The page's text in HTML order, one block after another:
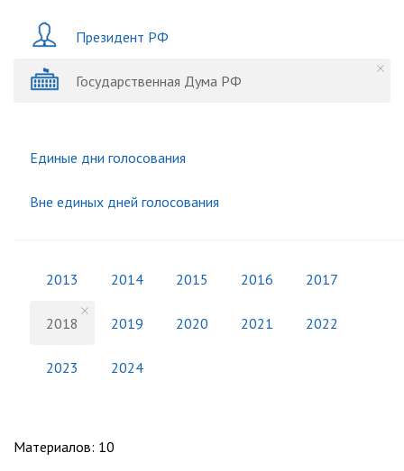
Президент РФ
Государственная Дума РФ
Единые дни голосования
Вне единых дней голосования
2013 2014 2015 2016 2017
2018 2019 2020 2021 2022
2023 2024
Материалов: 10